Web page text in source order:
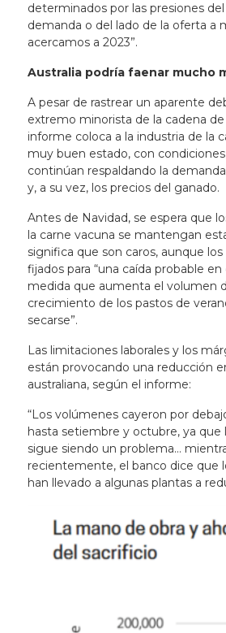
determinados por las presiones
demanda o del lado de la oferta a
acercamos a 2023”.
Australia podría faenar mucho
A pesar de rastrear un aparente
extremo minorista de la cadena
informe coloca a la industria de la
muy buen estado, con
continúan respaldando la
y, a su vez, los precios del ganado.
Antes de Navidad, se espera que
la carne vacuna se mantengan
significa que son caros, aunque
fijados para “una caída probable
medida que aumenta el volumen
crecimiento de los pastos de
secarse”.
Las limitaciones laborales y los
están provocando una reducción
australiana, según el informe:
“Los volúmenes cayeron por
hasta setiembre y octubre, ya que
sigue siendo un problema…
recientemente, el banco dice que
han llevado a algunas plantas a